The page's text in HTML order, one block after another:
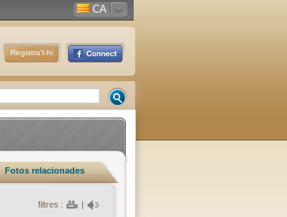
CA
Registra't-hi
Fotos relacionades
filtres : |